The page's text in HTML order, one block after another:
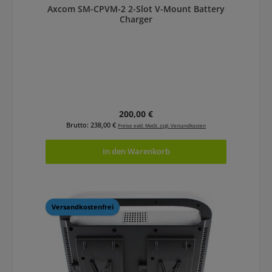
Axcom SM-CPVM-2 2-Slot V-Mount Battery
Charger
Regulärer Preis:
200,00 €
Brutto: 238,00 € Preise exkl. MwSt. zzgl. Versandkosten
In den Warenkorb
Versandkostenfrei